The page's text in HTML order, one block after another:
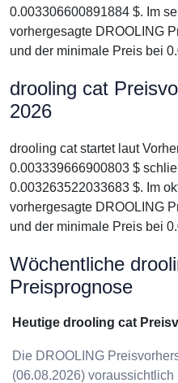
0.003306600891884 $. Im
vorhergesagte DROOLING
und der minimale Preis bei
drooling cat
2026
drooling cat startet laut
0.003339666900803 $
0.003263522033683 $. Im
vorhergesagte DROOLING
und der minimale Preis bei
Wöchentliche
Preisprognose
Heutige drooling cat
Die DROOLING
(06.08.2026)